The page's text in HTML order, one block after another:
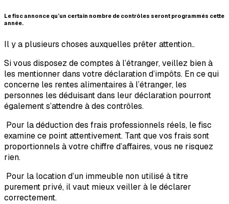
Le fisc annonce qu’un certain nombre de contrôles seront programmés cette
année.
Il y a plusieurs choses auxquelles prêter attention..
Si vous disposez de comptes à l’étranger,veillez bien à
les mentionner dans votre déclaration d’impôts. En ce qui
concerne les rentes alimentaires à l’étranger, les
personnes les déduisant dans leur déclaration pourront
également s’attendre à des contrôles.
Pour la déduction des frais professionnels réels, le fisc
examine ce point attentivement. Tant que vos frais sont
proportionnels à votre chiffre d’affaires, vous ne risquez
rien.
Pour la location d’un immeuble non utilisé à titre
purement privé, il vaut mieux veiller à le déclarer
correctement.